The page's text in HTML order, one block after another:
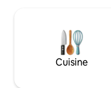
Cuisine